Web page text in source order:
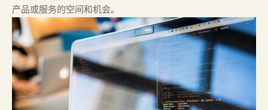
产品或服务的空间和机会。